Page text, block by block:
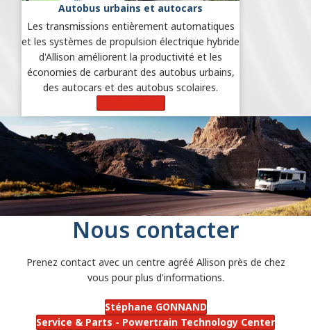
Autobus urbains et autocars
Les transmissions entièrement automatiques
et les systèmes de propulsion électrique hybride
d'Allison améliorent la productivité et les
économies de carburant des autobus urbains,
des autocars et des autobus scolaires.
Nous contacter
Prenez contact avec un centre agréé Allison près de chez
vous pour plus d'informations.
Stéphane GONNAND
Service & Parts - Powertrain Technology Center